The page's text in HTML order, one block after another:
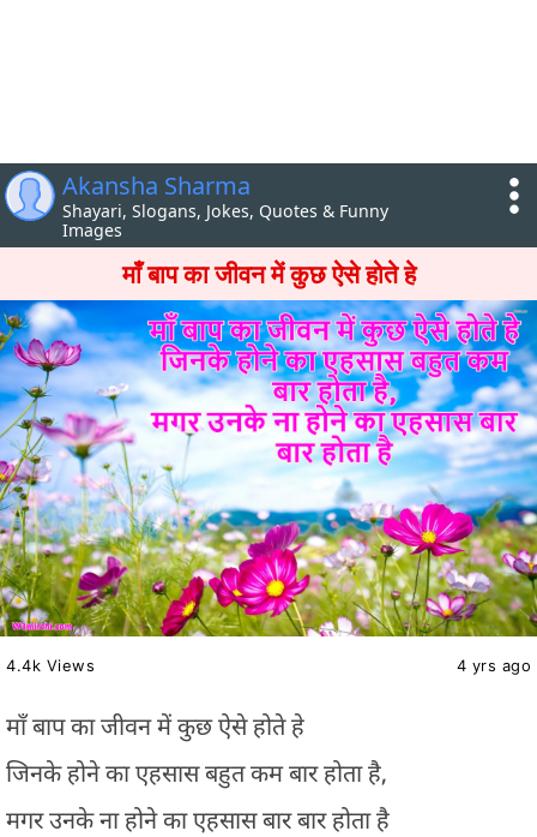
Akansha Sharma
Shayari, Slogans, Jokes, Quotes & Funny
Images
माँ बाप का जीवन में कुछ ऐसे होते हे
4.4k Views 4 yrs ago
माँ बाप का जीवन में कुछ ऐसे होते हे
जिनके होने का एहसास बहुत कम बार होता है,
मगर उनके ना होने का एहसास बार बार होता है